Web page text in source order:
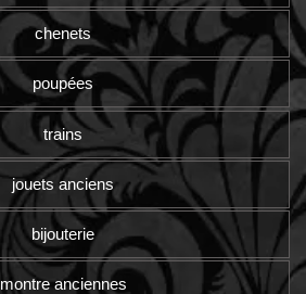
chenets
poupées
trains
jouets anciens
bijouterie
montre anciennes